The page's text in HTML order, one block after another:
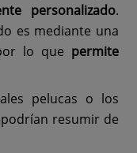
personalizado.
es mediante una
lo que permite
pelucas o los
resumir de